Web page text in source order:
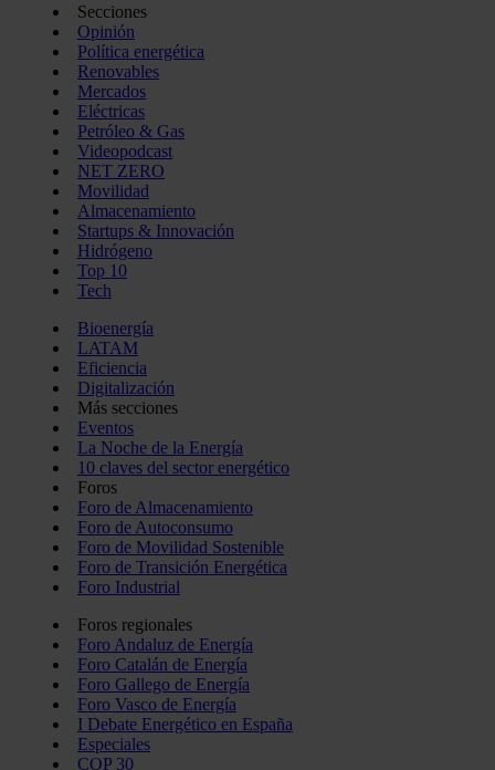
Secciones
Opinión
Política energética
Renovables
Mercados
Eléctricas
Petróleo & Gas
Videopodcast
NET ZERO
Movilidad
Almacenamiento
Startups & Innovación
Hidrógeno
Top 10
Tech
Bioenergía
LATAM
Eficiencia
Digitalización
Más secciones
Eventos
La Noche de la Energía
10 claves del sector energético
Foros
Foro de Almacenamiento
Foro de Autoconsumo
Foro de Movilidad Sostenible
Foro de Transición Energética
Foro Industrial
Foros regionales
Foro Andaluz de Energía
Foro Catalán de Energía
Foro Gallego de Energía
Foro Vasco de Energía
I Debate Energético en España
Especiales
COP 30